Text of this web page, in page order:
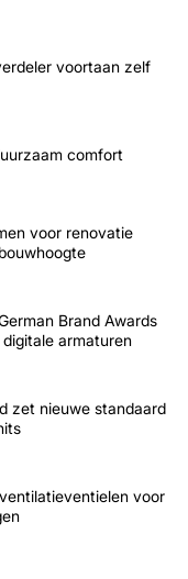
voortaan zelf
comfort
voor renovatie
Brand Awards
armaturen
zet nieuwe standaard
voor